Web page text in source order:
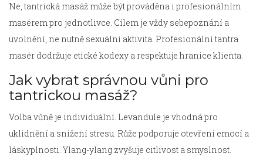
Ne, tantrická masáž může být prováděna i profesionálním
masérem pro jednotlivce. Cílem je vždy sebepoznání a
uvolnění, ne nutně sexuální aktivita. Profesionální tantra
masér dodržuje etické kodexy a respektuje hranice klienta.
Jak vybrat správnou vůni pro
tantrickou masáž?
Volba vůně je individuální. Levandule je vhodná pro
uklidnění a snížení stresu. Růže podporuje otevření emocí a
láskyplnosti. Ylang-ylang zvyšuje citlivost a smyslnost.